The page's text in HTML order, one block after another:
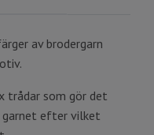
av brodergarn
trådar som gör det
efter vilket